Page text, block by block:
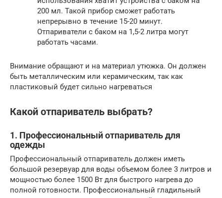
200 мл. Такой прибор сможет работать
непрерывно в течение 15-20 минут.
Отпариватели с баком на 1,5-2 литра могут
работать часами.
Внимание обращают и на материал утюжка. Он должен
быть металлическим или керамическим, так как
пластиковый будет сильно нагреваться
Какой отпариватель выбрать?
1. Профессиональный отпариватель для
одежды
Профессиональный отпариватель должен иметь
большой резервуар для воды объемом более 3 литров и
мощностью более 1500 Вт для быстрого нагрева до
полной готовности. Профессиональный гладильный